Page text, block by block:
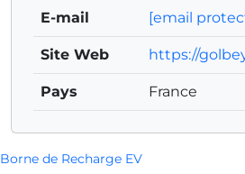
Borne de Recharge EV
E-mail [email
Site Web https://
Pays France